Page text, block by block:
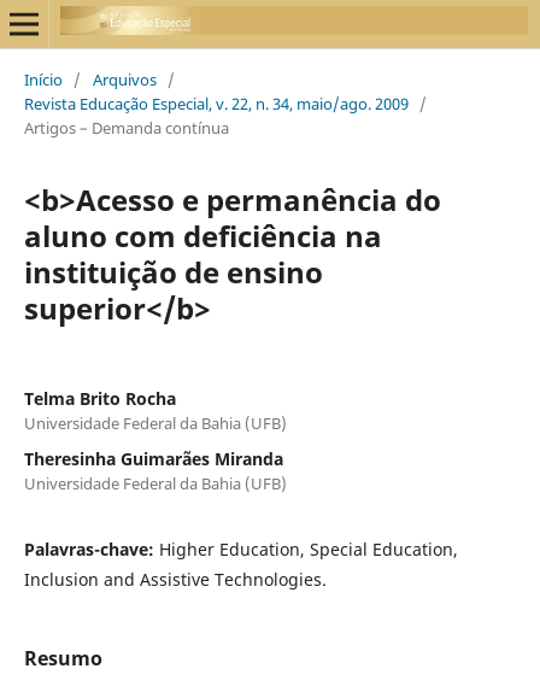
Início / Arquivos /
Revista Educação Especial, v. 22, n. 34, maio/ago. 2009 /
Artigos – Demanda contínua
<b>Acesso e permanência do
aluno com deficiência na
instituição de ensino
superior</b>
Telma Brito Rocha
Universidade Federal da Bahia (UFB)
Theresinha Guimarães Miranda
Universidade Federal da Bahia (UFB)
Palavras-chave: Higher Education, Special Education,
Inclusion and Assistive Technologies.
Resumo